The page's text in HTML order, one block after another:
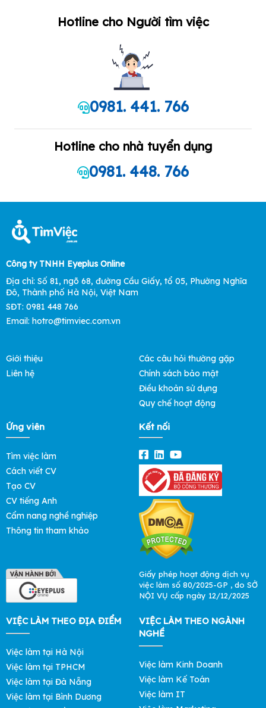
Hotline cho Người tìm việc
0981. 441. 766
Hotline cho nhà tuyển dụng
0981. 448. 766
Công ty TNHH Eyeplus Online
Địa chỉ: Số 81, ngõ 68, đường Cầu Giấy, tổ 05, Phường Nghĩa
Đô, Thành phố Hà Nội, Việt Nam
SĐT: 0981 448 766
Email: hotro@timviec.com.vn
Giới thiệu
Liên hệ
Các câu hỏi thường gặp
Chính sách bảo mật
Điều khoản sử dụng
Quy chế hoạt động
Ứng viên
Tìm việc làm
Cách viết CV
Tạo CV
CV tiếng Anh
Cẩm nang nghề nghiệp
Thông tin tham khảo
Kết nối
Giấy phép hoạt động dịch vụ
việc làm số 80/2025-GP , do SỞ
NỘI VỤ cấp ngày 12/12/2025
VIỆC LÀM THEO ĐỊA ĐIỂM
Việc làm tại Hà Nội
Việc làm tại TPHCM
Việc làm tại Đà Nẵng
Việc làm tại Bình Dương
VIỆC LÀM THEO NGÀNH
NGHỀ
Việc làm Kinh Doanh
Việc làm Kế Toán
Việc làm IT